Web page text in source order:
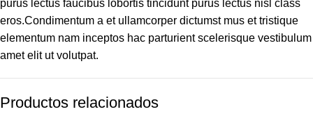
purus lectus faucibus lobortis tincidunt purus lectus nisl class
eros.Condimentum a et ullamcorper dictumst mus et tristique
elementum nam inceptos hac parturient scelerisque vestibulum
amet elit ut volutpat.
Productos relacionados